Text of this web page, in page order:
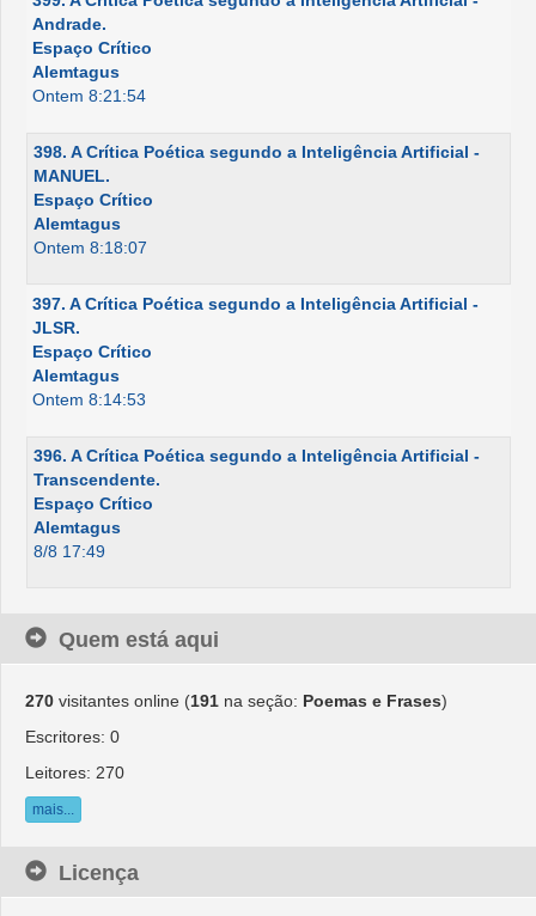
Andrade.
Espaço Crítico
Alemtagus
Ontem 8:21:54
398. A Crítica Poética segundo a Inteligência Artificial -
MANUEL.
Espaço Crítico
Alemtagus
Ontem 8:18:07
397. A Crítica Poética segundo a Inteligência Artificial -
JLSR.
Espaço Crítico
Alemtagus
Ontem 8:14:53
396. A Crítica Poética segundo a Inteligência Artificial -
Transcendente.
Espaço Crítico
Alemtagus
8/8 17:49
Quem está aqui
270 visitantes online (191 na seção: Poemas e Frases)
Escritores: 0
Leitores: 270
mais...
Licença